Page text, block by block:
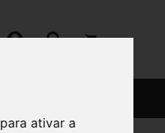
para ativar a